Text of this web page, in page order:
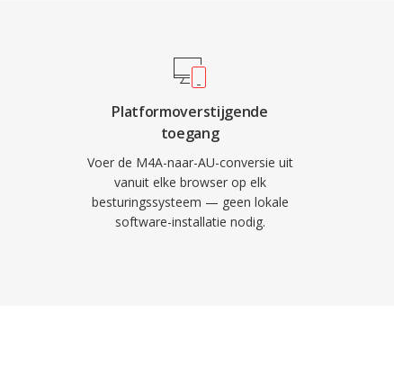
Platformoverstijgende
toegang
Voer de M4A-naar-AU-conversie uit
vanuit elke browser op elk
besturingssysteem — geen lokale
software-installatie nodig.